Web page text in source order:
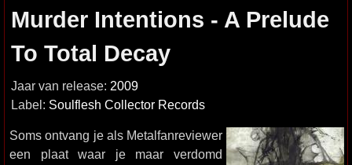
Murder Intentions - A Prelude
To Total Decay
Jaar van release: 2009
Label: Soulflesh Collector Records
Soms ontvang je als Metalfanreviewer
een plaat waar je maar verdomd